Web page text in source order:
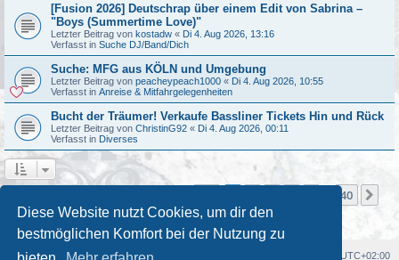
Diese Website nutzt Cookies, um dir den
bestmöglichen Komfort bei der Nutzung zu
[Fusion 2026] Deutschrap über einem Edit von Sabrina –
"Boys (Summertime Love)"
Letzter Beitrag von kostadw « Di 4. Aug 2026, 13:16
Verfasst in Suche DJ/Band/Dich
Suche: MFG aus KÖLN und Umgebung
Letzter Beitrag von peacheypeach1000 « Di 4. Aug 2026, 10:55
Verfasst in Anreise & Mitfahrgelegenheiten
Bucht der Träumer! Verkaufe Bassliner Tickets Hin und Rück
Letzter Beitrag von ChristinG92 « Di 4. Aug 2026, 00:11
Verfasst in Diverses
40
Foren-Übersicht UTC+02:00